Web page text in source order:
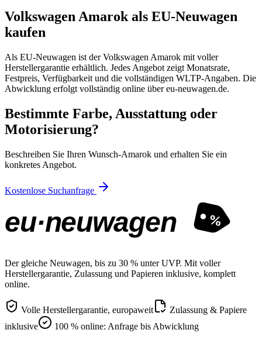
Volkswagen Amarok als EU-Neuwagen
kaufen
Als EU-Neuwagen ist der Volkswagen Amarok mit voller
Herstellergarantie erhältlich. Jedes Angebot zeigt Monatsrate,
Festpreis, Verfügbarkeit und die vollständigen WLTP-Angaben. Die
Abwicklung erfolgt vollständig online über eu-neuwagen.de.
Bestimmte Farbe, Ausstattung oder
Motorisierung?
Beschreiben Sie Ihren Wunsch-Amarok und erhalten Sie ein
konkretes Angebot.
Kostenlose Suchanfrage
eu·neuwagen %
Der gleiche Neuwagen, bis zu 30 % unter UVP. Mit voller
Herstellergarantie, Zulassung und Papieren inklusive, komplett
online.
Volle Herstellergarantie, europaweit
Zulassung & Papiere
inklusive
100 % online: Anfrage bis Abwicklung